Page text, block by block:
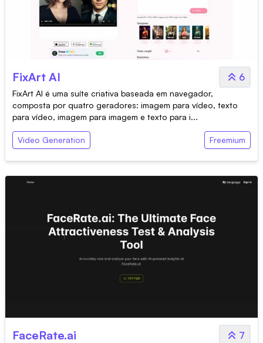
FixArt AI 6
FixArt AI é uma suíte criativa baseada em navegador,
composta por quatro geradores: imagem para vídeo, texto
para vídeo, imagem para imagem e texto para i...
Video Generation Freemium
FaceRate.ai 7